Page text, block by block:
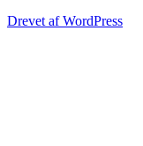
Drevet af WordPress